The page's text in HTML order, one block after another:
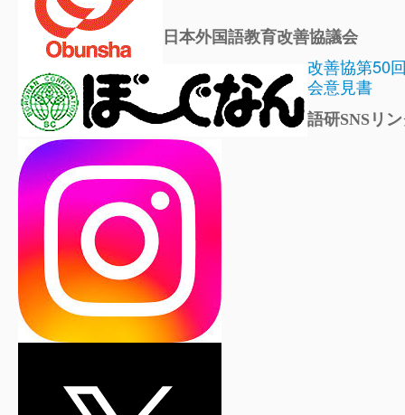
日本外国語教育改善協議会
改善協第50
会意見書
語研SNSリ